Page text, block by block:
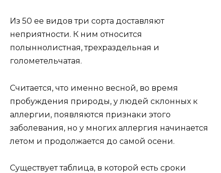
Из 50 ее видов три сорта доставляют
неприятности. К ним относится
полыннолистная, трехраздельная и
голометельчатая.
Считается, что именно весной, во время
пробуждения природы, у людей склонных к
аллергии, появляются признаки этого
заболевания, но у многих аллергия начинается
летом и продолжается до самой осени.
Существует таблица, в которой есть сроки